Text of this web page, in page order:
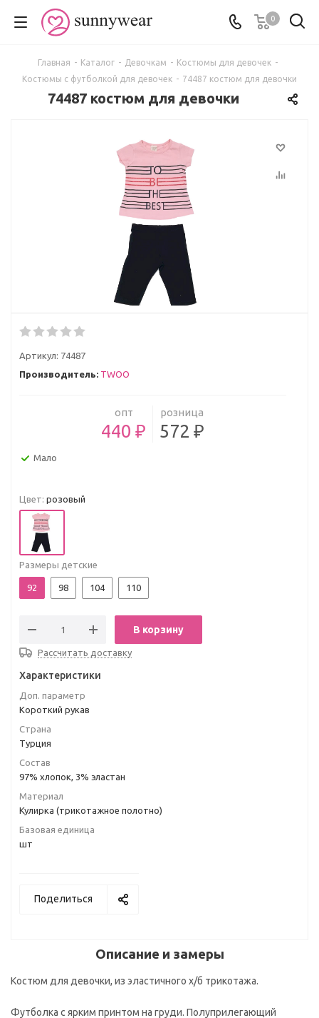
0
Главная - Каталог - Девочкам - Костюмы для девочек -
Костюмы с футболкой для девочек - 74487 костюм для девочки
74487 костюм для девочки
Артикул: 74487
Производитель: TWОО
опт
440 ₽
розница
572 ₽
Мало
Цвет: розовый
Размеры детские
92 98 104 110
В корзину
Рассчитать доставку
Характеристики
Доп. параметр
Короткий рукав
Страна
Турция
Состав
97% хлопок, 3% эластан
Материал
Кулирка (трикотажное полотно)
Базовая единица
шт
Поделиться
Описание и замеры
Костюм для девочки, из эластичного х/б трикотажа.
Футболка с ярким принтом на груди. Полуприлегающий